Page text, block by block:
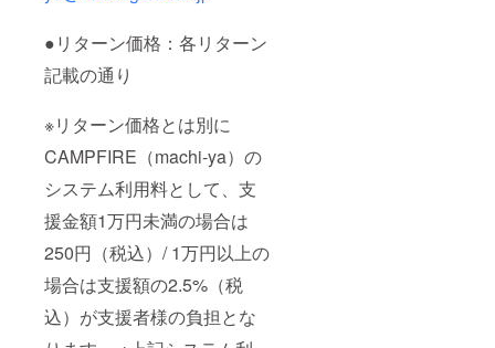
●リターン価格：各リターン
記載の通り
※リターン価格とは別に
CAMPFIRE（machi-ya）の
システム利用料として、支
援金額1万円未満の場合は
250円（税込）/ 1万円以上の
場合は支援額の2.5%（税
込）が支援者様の負担とな